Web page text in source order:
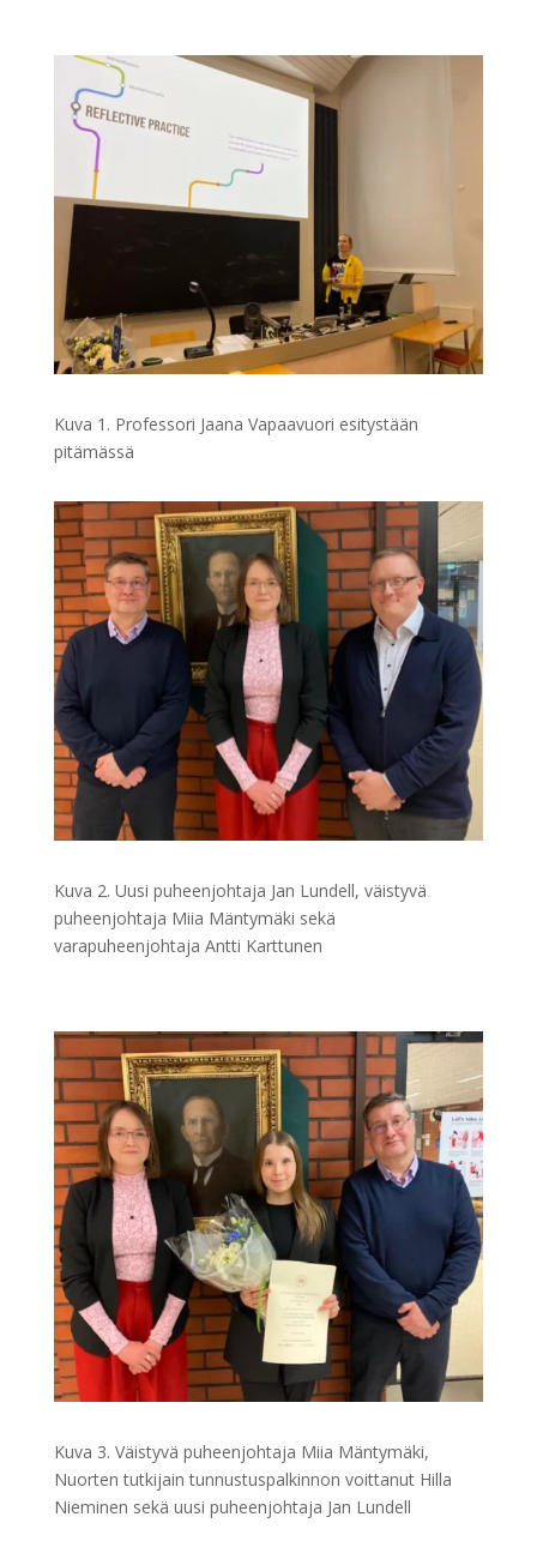
Kuva 1. Professori Jaana Vapaavuori esitystään
pitämässä
Kuva 2. Uusi puheenjohtaja Jan Lundell, väistyvä
puheenjohtaja Miia Mäntymäki sekä
varapuheenjohtaja Antti Karttunen
Kuva 3. Väistyvä puheenjohtaja Miia Mäntymäki,
Nuorten tutkijain tunnustuspalkinnon voittanut Hilla
Nieminen sekä uusi puheenjohtaja Jan Lundell